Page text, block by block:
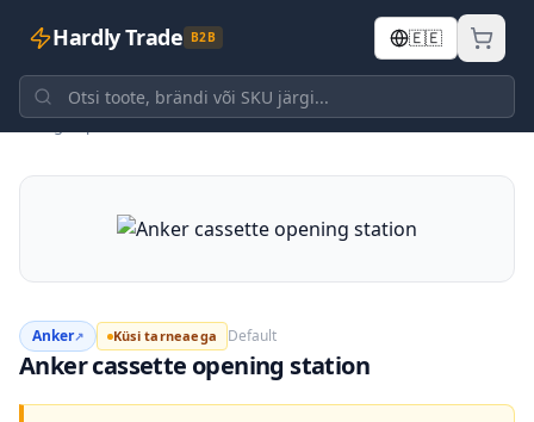
Hardly Trade B2B 🇪🇪
Tagasi poodi
Anker↗ Küsi tarneaega Default
Anker cassette opening station